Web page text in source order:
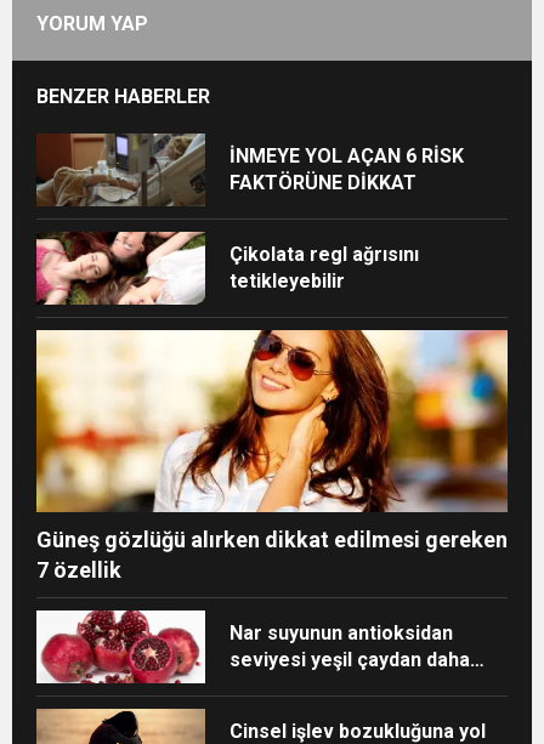
YORUM YAP
BENZER HABERLER
İNMEYE YOL AÇAN 6 RİSK
FAKTÖRÜNE DİKKAT
Çikolata regl ağrısını
tetikleyebilir
Güneş gözlüğü alırken dikkat edilmesi gereken
7 özellik
Nar suyunun antioksidan
seviyesi yeşil çaydan daha
Cinsel işlev bozukluğuna yol